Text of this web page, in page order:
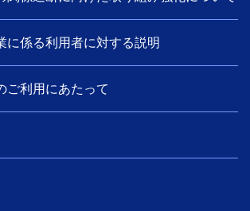
に係る利用者に対する説明
ご利用にあたって